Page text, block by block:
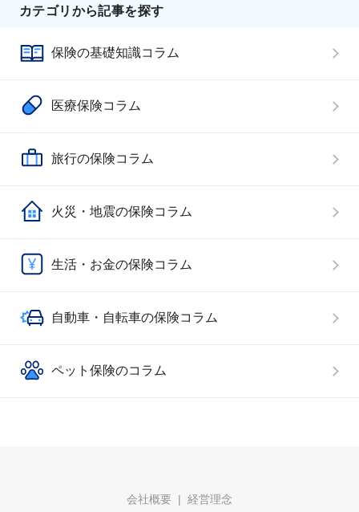
カテゴリから記事を探す
保険の基礎知識コラム
医療保険コラム
旅行の保険コラム
火災・地震の保険コラム
生活・お金の保険コラム
自動車・自転車の保険コラム
ペット保険のコラム
会社概要 経営理念